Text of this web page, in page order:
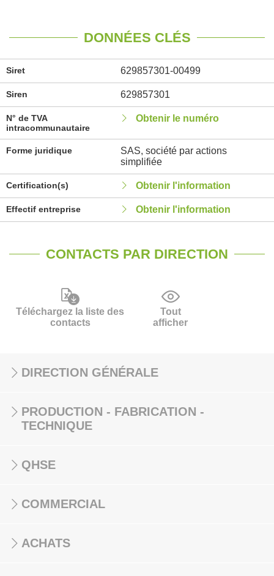
DONNÉES CLÉS
Siret 629857301-00499
Siren 629857301
N° de TVA
intracommunautaire
Obtenir le numéro
Forme juridique
SAS, société par actions
simplifiée
Certification(s) Obtenir l'information
Effectif entreprise Obtenir l'information
CONTACTS PAR DIRECTION
Téléchargez la liste des
contacts
Tout
afficher
DIRECTION GÉNÉRALE
PRODUCTION - FABRICATION -
TECHNIQUE
QHSE
COMMERCIAL
ACHATS